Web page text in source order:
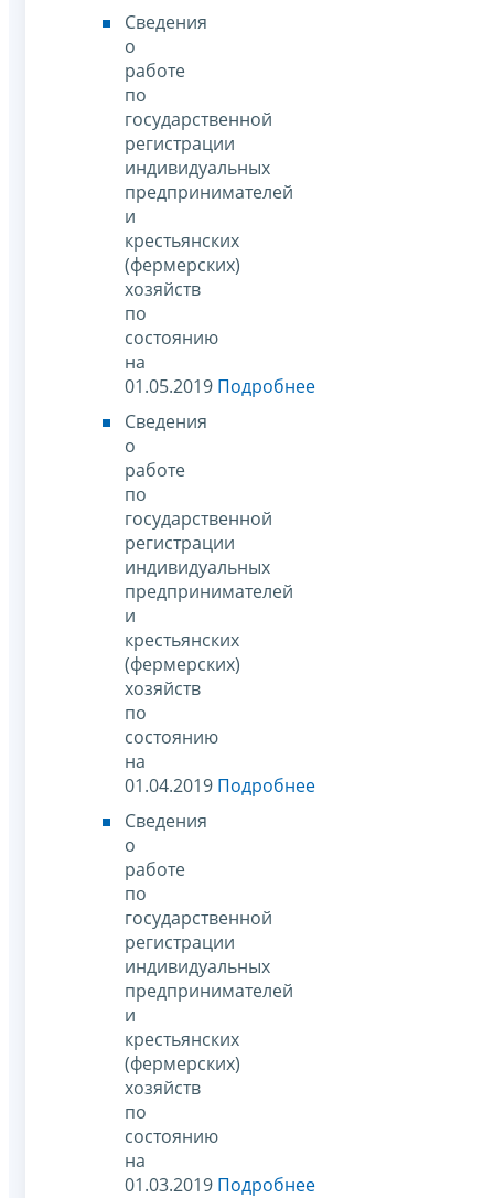
Сведения
о
работе
по
государственной
регистрации
индивидуальных
предпринимателей
и
крестьянских
(фермерских)
хозяйств
по
состоянию
на
01.05.2019 Подробнее
Сведения
о
работе
по
государственной
регистрации
индивидуальных
предпринимателей
и
крестьянских
(фермерских)
хозяйств
по
состоянию
на
01.04.2019 Подробнее
Сведения
о
работе
по
государственной
регистрации
индивидуальных
предпринимателей
и
крестьянских
(фермерских)
хозяйств
по
состоянию
на
01.03.2019 Подробнее